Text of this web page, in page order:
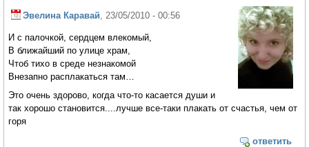
Эвелина Каравай , 23/05/2010 - 00:56
И с палочкой, сердцем влекомый,
В ближайший по улице храм,
Чтоб тихо в среде незнакомой
Внезапно расплакаться там…
Это очень здорово, когда что-то касается души и
так хорошо становится....лучше все-таки плакать от счастья, чем от
горя
ответить